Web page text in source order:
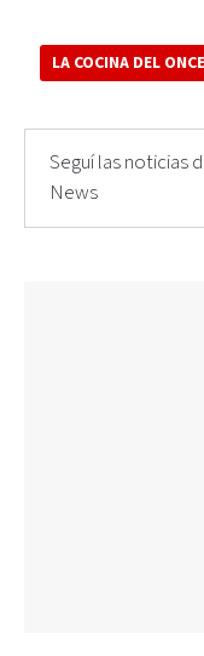
LA COCINA DEL ONCE
Seguí las noticias
News